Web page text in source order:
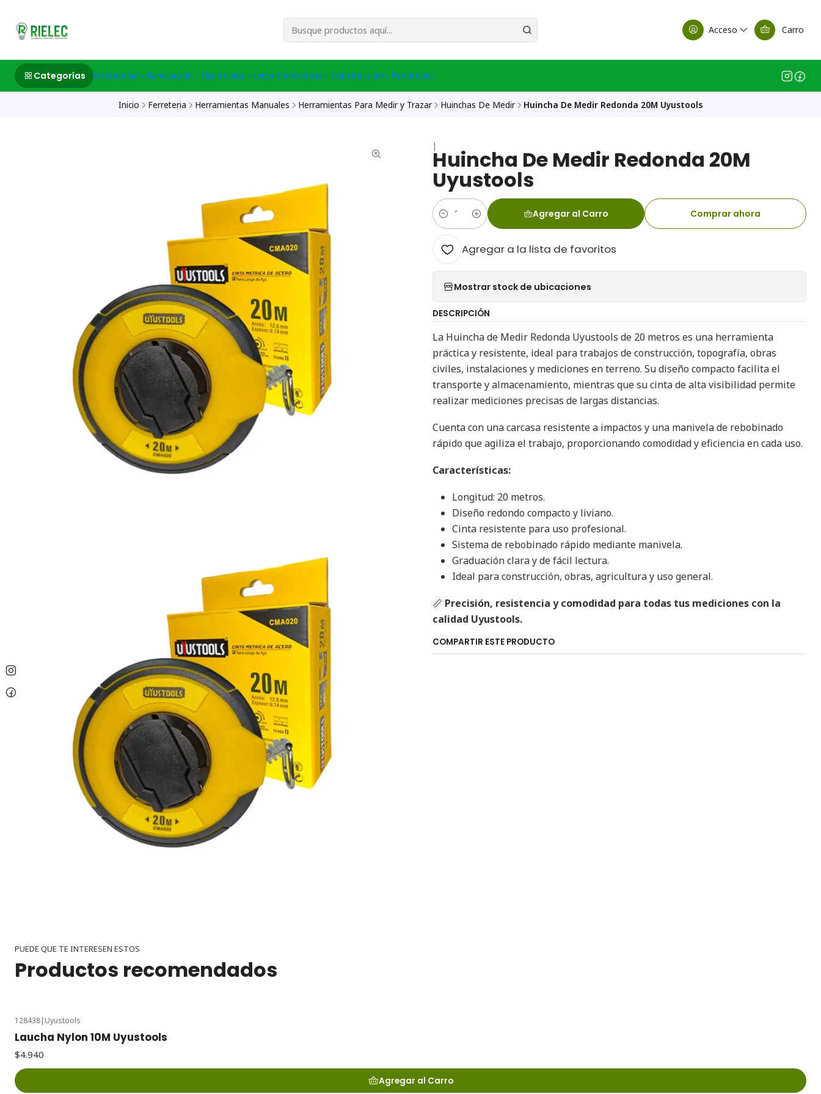
Acceso Carro
Categorías Electricidad Iluminación Electronica Linea Domiciliaria Construcción Ferreteria
Inicio Ferreteria Herramientas Manuales Herramientas Para Medir y Trazar Huinchas De Medir Huincha De Medir Redonda 20M Uyustools
|
Huincha De Medir Redonda 20M
Uyustools
Cantidad
Agregar al Carro Comprar ahora
Agregar a la lista de favoritos
Mostrar stock de ubicaciones
DESCRIPCIÓN
La Huincha de Medir Redonda Uyustools de 20 metros es una herramienta
práctica y resistente, ideal para trabajos de construcción, topografía, obras
civiles, instalaciones y mediciones en terreno. Su diseño compacto facilita el
transporte y almacenamiento, mientras que su cinta de alta visibilidad permite
realizar mediciones precisas de largas distancias.
Cuenta con una carcasa resistente a impactos y una manivela de rebobinado
rápido que agiliza el trabajo, proporcionando comodidad y eficiencia en cada uso.
Características:
Longitud: 20 metros.
Diseño redondo compacto y liviano.
Cinta resistente para uso profesional.
Sistema de rebobinado rápido mediante manivela.
Graduación clara y de fácil lectura.
Ideal para construcción, obras, agricultura y uso general.
📏 Precisión, resistencia y comodidad para todas tus mediciones con la
calidad Uyustools.
COMPARTIR ESTE PRODUCTO
PUEDE QUE TE INTERESEN ESTOS
Productos recomendados
128438| Uyustools
Laucha Nylon 10M Uyustools
$4.940
Agregar al Carro